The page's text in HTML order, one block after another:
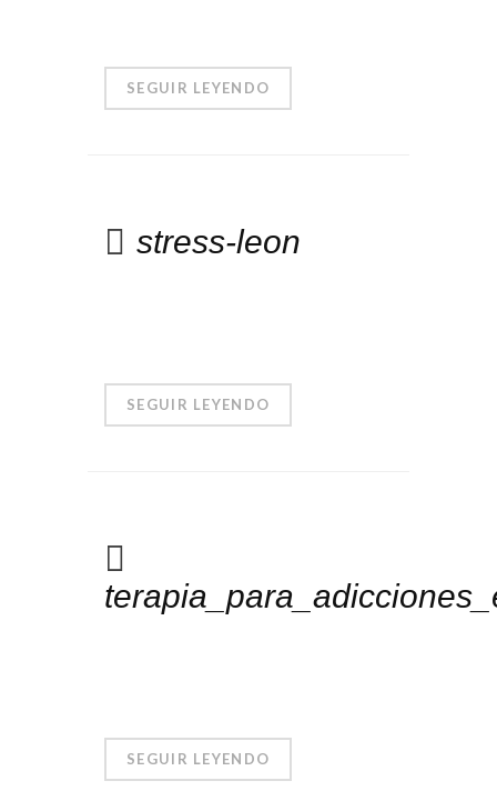
SEGUIR LEYENDO
stress-leon
SEGUIR LEYENDO
SEGUIR LEYENDO